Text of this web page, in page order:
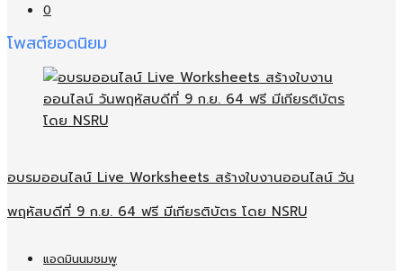
0
โพสต์ยอดนิยม
อบรมออนไลน์​ Live Worksheets สร้างใบงานออนไลน์​ วัน
พฤหัสบดีที่ 9 ก.ย. 64 ฟรี มีเกียรติบัตร โดย NSRU
แอดมินนมชมพู